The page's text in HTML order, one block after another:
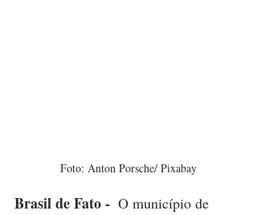
Foto: Anton Porsche/ Pixabay
Brasil de Fato - O município de